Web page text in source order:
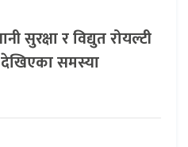
सुरक्षा र विद्युत रोयल्टी
समस्या